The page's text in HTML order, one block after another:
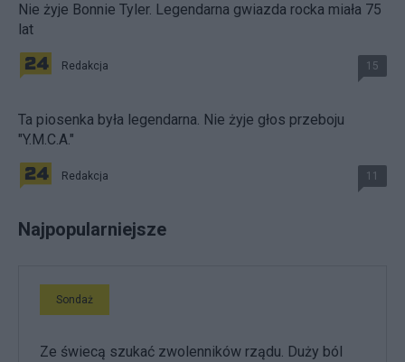
Nie żyje Bonnie Tyler. Legendarna gwiazda rocka miała 75
lat
Redakcja 15
Ta piosenka była legendarna. Nie żyje głos przeboju
"Y.M.C.A."
Redakcja 11
Najpopularniejsze
Sondaż
Ze świecą szukać zwolenników rządu. Duży ból